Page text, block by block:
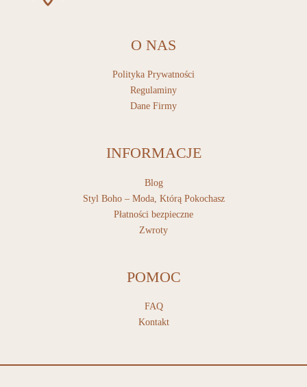
O NAS
Polityka Prywatności
Regulaminy
Dane Firmy
INFORMACJE
Blog
Styl Boho – Moda, Którą Pokochasz
Płatności bezpieczne
Zwroty
POMOC
FAQ
Kontakt